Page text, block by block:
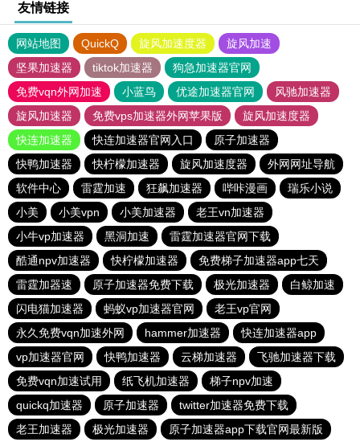
友情链接
网站地图 QuickQ 旋风加速度器
旋风加速
坚果加速器
tiktok加速器
狗急加速器官网
免费vqn外网加速
小蓝鸟 优途加速器官网
风驰加速器
旋风加速器
免费vps加速器外网苹果版
旋风加速度器
快连加速器
快连加速器官网入口
原子加速器
快鸭加速器
快柠檬加速器 旋风加速度器
外网网址导航
软件中心
雷霆加速 狂飙加速器 哔咔漫画
瑞乐小说
小美
小美vpn 小美加速器
老王vn加速器
小牛vp加速器
黑洞加速
雷霆加速器官网下载
酷通npv加速器
快柠檬加速器
免费梯子加速器app七天
雷霆加器速
原子加速器免费下载 极光加速器
白鲸加速
闪电猫加速器
蚂蚁vp加速器官网
老王vp官网
永久免费vqn加速外网
hammer加速器
快连加速器app
vp加速器官网
快鸭加速器 云梯加速器
飞驰加速器下载
免费vqn加速试用
纸飞机加速器
梯子npv加速
quickq加速器
原子加速器
twitter加速器免费下载
老王加速器
极光加速器 原子加速器app下载官网最新版